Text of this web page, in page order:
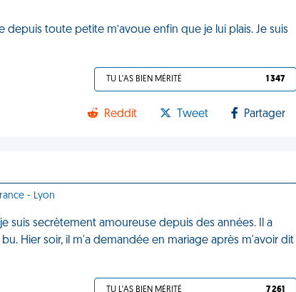
toute petite m’avoue enfin que je lui plais. Je suis
TU L'AS BIEN MÉRITÉ 1 347
Reddit Tweet Partager
- Lyon
suis secrètement amoureuse depuis des années. Il a
Hier soir, il m'a demandée en mariage après m'avoir dit
TU L'AS BIEN MÉRITÉ 7 261